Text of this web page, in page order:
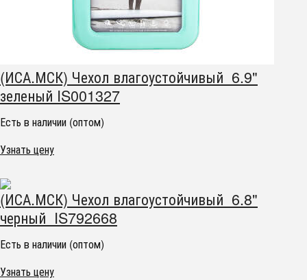
(ИСА.МСК) Чехол влагоустойчивый 6.9"
зеленый IS001327
Есть в наличии (оптом)
Узнать цену
(ИСА.МСК) Чехол влагоустойчивый 6.8"
черный IS792668
Есть в наличии (оптом)
Узнать цену